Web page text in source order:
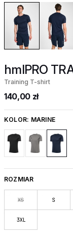
hmlPRO
Training T-shirt
140,00 zł
KOLOR: MARINE
ROZMIAR
XS S
3XL